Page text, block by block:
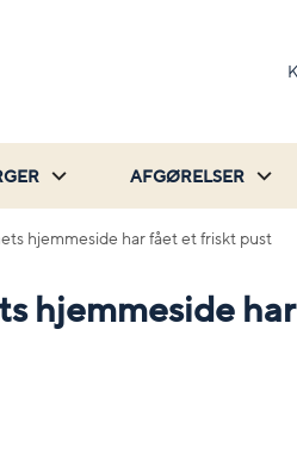
AFGØRELSER
hjemmeside har fået et friskt pust
hjemmeside